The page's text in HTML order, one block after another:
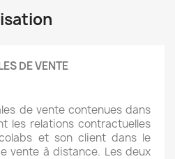
DE VENTE
de vente contenues dans
les relations contractuelles
et son client dans le
vente à distance. Les deux